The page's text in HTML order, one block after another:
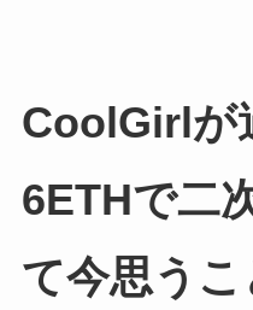
CoolGirlが
6ETHで二
て今思うこ